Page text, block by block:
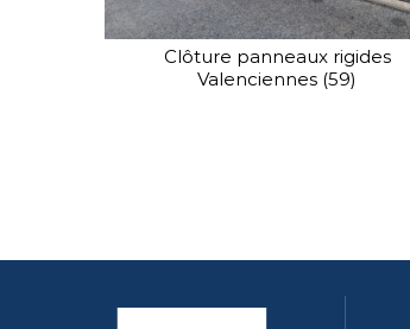
Clôture panneaux rigides
Valenciennes (59)